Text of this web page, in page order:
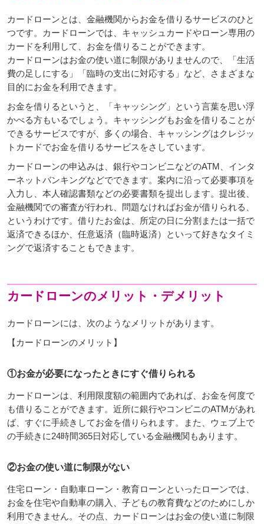
カードローンとは、金融機関からお金を借りるサービスのひと
つです。カードローンでは、キャッシュカードやローン専用の
カードを利用して、お金を借りることができます。
カードローンはお金の使い道に制限がありませんので、「生活
費の足しにする」「臨時の支出に対応する」など、さまざまな
目的にお金を利用できます。
お金を借りるというと、「キャッシング」という言葉を思い浮
かべる方もいるでしょう。キャッシングもお金を借りることが
できるサービスですが、多くの場合、キャッシングはクレジッ
トカードでお金を借りるサービスをさしています。
カードローンの申込みは、銀行やコンビニなどのATM、インタ
ーネットバンキングなどでできます。案内に沿って必要事項を
入力し、本人確認書類などの必要書類を提出します。提出後、
金融機関での審査が行われ、問題なければお金が借りられる、
というわけです。借りたお金は、所定の日に分割または一括で
返済できるほか、任意返済（臨時返済）といって好きなタイミ
ングで返済することもできます。
カードローンのメリット・デメリット
カードローンには、次のようなメリットがあります。
【カードローンのメリット】
①お金が必要になったときにすぐ借りられる
カードローンは、利用限度額の範囲内であれば、お金を何度で
も借りることができます。近所に銀行やコンビニのATMがあれ
ば、すぐに手続きしてお金を借りられます。また、ウェブ上で
の手続きに24時間365日対応している金融機関もあります。
②お金の使い道に制限がない
住宅ローン・自動車ローン・教育ローンといったローンでは、
お金を住宅や自動車の購入、子どもの教育費などのためにしか
利用できません。その点、カードローンはお金の使い道に制限